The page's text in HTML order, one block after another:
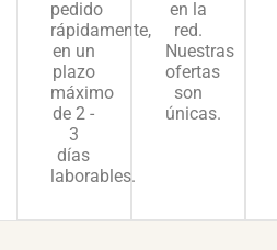
pedido
rápidamente,
en un
plazo
máximo
de 2 -
3
días
laborables.
en la
red.
Nuestras
ofertas
son
únicas.